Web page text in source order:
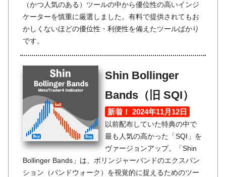
（かつ人気のある）ツールの中から優位性の高いインジ
ケーターを慎重に厳選しました。有料で提供されてもお
かしくないほどの優位性・利便性を備えたツールばかり
です。
Shin Bollinger
Bands（旧 SQI）
新着！ 2024年11月12日
以前配布していた特典の中で
最も人気の高かった「SQI」を
ヴァージョンアップ。「Shin
Bollinger Bands」は、ボリンジャーバンドのエクスパン
ション（バンドウォーク）を視覚的に捉えるためのツー